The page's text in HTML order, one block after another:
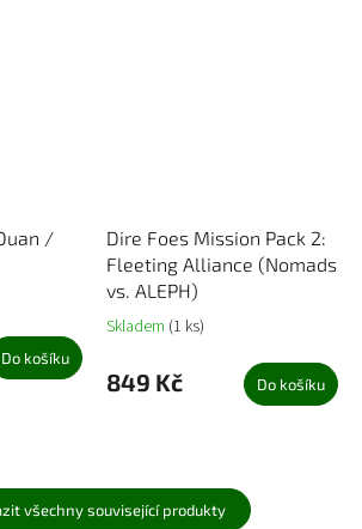
/
Do košíku
Dire Foes Mission Pack 2:
Fleeting Alliance (Nomads
vs. ALEPH)
Skladem (1 ks)
849 Kč Do košíku
všechny související produkty